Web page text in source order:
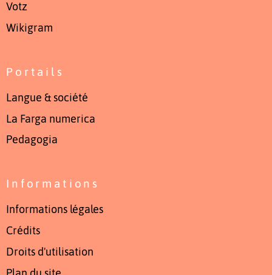
Votz
Wikigram
Portails
Langue & société
La Farga numerica
Pedagogia
Informations
Informations légales
Crédits
Droits d'utilisation